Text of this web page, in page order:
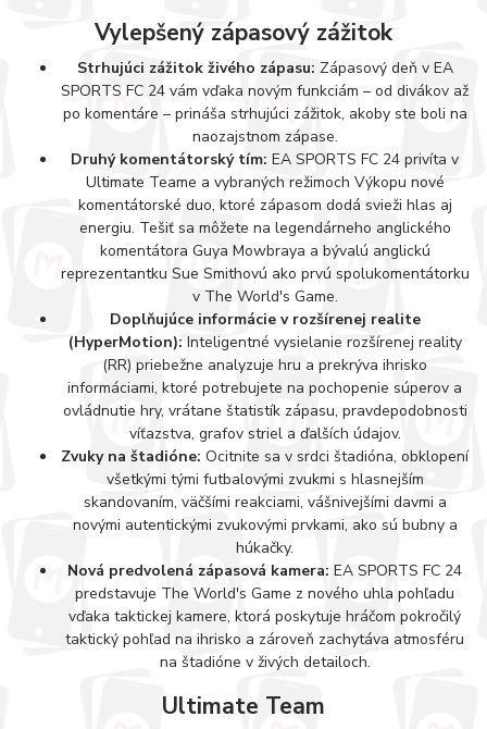
Vylepšený zápasový zážitok
Strhujúci zážitok živého zápasu: Zápasový deň v EA
SPORTS FC 24 vám vďaka novým funkciám – od divákov až
po komentáre – prináša strhujúci zážitok, akoby ste boli na
naozajstnom zápase.
Druhý komentátorský tím: EA SPORTS FC 24 privíta v
Ultimate Teame a vybraných režimoch Výkopu nové
komentátorské duo, ktoré zápasom dodá svieži hlas aj
energiu. Tešiť sa môžete na legendárneho anglického
komentátora Guya Mowbraya a bývalú anglickú
reprezentantku Sue Smithovú ako prvú spolukomentátorku
v The World's Game.
Doplňujúce informácie v rozšírenej realite
(HyperMotion): Inteligentné vysielanie rozšírenej reality
(RR) priebežne analyzuje hru a prekrýva ihrisko
informáciami, ktoré potrebujete na pochopenie súperov a
ovládnutie hry, vrátane štatistík zápasu, pravdepodobnosti
víťazstva, grafov striel a ďalších údajov.
Zvuky na štadióne: Ocitnite sa v srdci štadióna, obklopení
všetkými tými futbalovými zvukmi s hlasnejším
skandovaním, väčšími reakciami, vášnivejšími davmi a
novými autentickými zvukovými prvkami, ako sú bubny a
húkačky.
Nová predvolená zápasová kamera: EA SPORTS FC 24
predstavuje The World's Game z nového uhla pohľadu
vďaka taktickej kamere, ktorá poskytuje hráčom pokročilý
taktický pohľad na ihrisko a zároveň zachytáva atmosféru
na štadióne v živých detailoch.
Ultimate Team